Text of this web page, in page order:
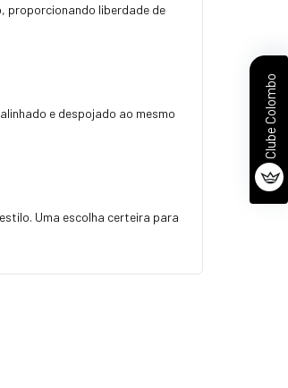
proporcionando liberdade de
e despojado ao mesmo
Uma escolha certeira para
Clube Colombo